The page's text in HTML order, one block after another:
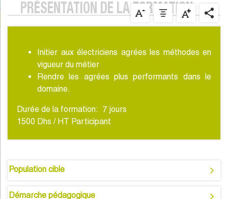
PRÉSENTATION DE LA FORMATION
Initier aux électriciens agrées les méthodes en
vigueur du métier
Rendre les agrées plus performants dans le
domaine.
Durée de la formation: 7 jours
1500 Dhs / HT Participant
Population cible
Démarche pédagogique